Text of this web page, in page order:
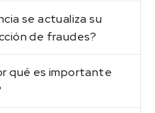
se actualiza su
de fraudes?
qué es importante